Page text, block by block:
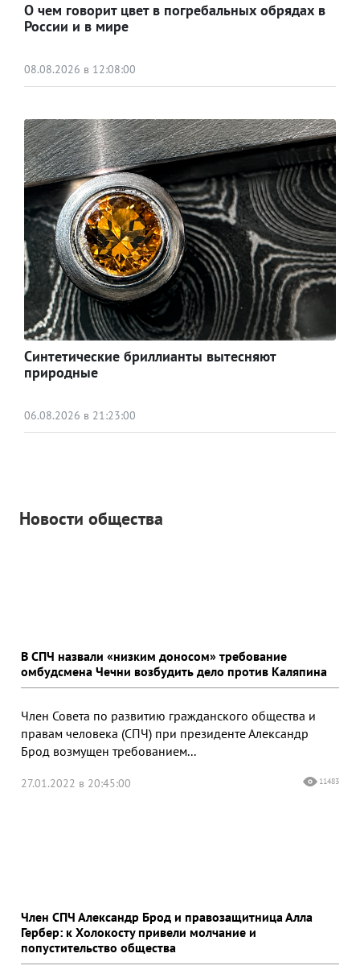
О чем говорит цвет в погребальных обрядах в
России и в мире
08.08.2026 в 12:08:00
Синтетические бриллианты вытесняют
природные
06.08.2026 в 21:23:00
Новости общества
В СПЧ назвали «низким доносом» требование
омбудсмена Чечни возбудить дело против Каляпина
Член Совета по развитию гражданского общества и
правам человека (СПЧ) при президенте Александр
Брод возмущен требованием...
27.01.2022 в 20:45:00 11483
Член СПЧ Александр Брод и правозащитница Алла
Гербер: к Холокосту привели молчание и
попустительство общества